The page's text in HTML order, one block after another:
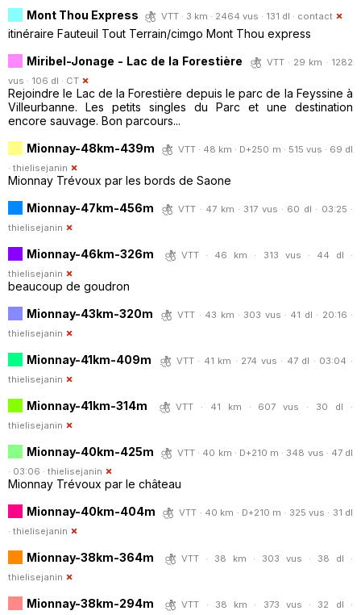
Mont Thou Express VTT · 3 km · 2464 vus · 131 dl · contact
itinéraire Fauteuil Tout Terrain/cimgo Mont Thou express
Miribel-Jonage - Lac de la Forestière
VTT · 29 km · 1282
vus · 106 dl · CT
Rejoindre le Lac de la Forestière depuis le parc de la Feyssine à
Villeurbanne. Les petits singles du Parc et une destination
encore sauvage. Bon parcours...
Mionnay-48km-439m
VTT · 48 km · D+250 m · 515 vus · 69 dl
· thielisejanin
Mionnay Trévoux par les bords de Saone
Mionnay-47km-456m
VTT · 47 km · 317 vus · 60 dl · 03:25 ·
thielisejanin
Mionnay-46km-326m
VTT · 46 km · 313 vus · 44 dl ·
thielisejanin
beaucoup de goudron
Mionnay-43km-320m
VTT · 43 km · 303 vus · 41 dl · 20:16 ·
thielisejanin
Mionnay-41km-409m
VTT · 41 km · 274 vus · 47 dl · 03:04 ·
thielisejanin
Mionnay-41km-314m
VTT · 41 km · 607 vus · 30 dl ·
thielisejanin
Mionnay-40km-425m
VTT · 40 km · D+210 m · 348 vus · 47 dl
· 03:06 · thielisejanin
Mionnay Trévoux par le château
Mionnay-40km-404m
VTT · 40 km · D+210 m · 325 vus · 31 dl
· thielisejanin
Mionnay-38km-364m
VTT · 38 km · 303 vus · 38 dl ·
thielisejanin
Mionnay-38km-294m
VTT · 38 km · 373 vus · 32 dl ·